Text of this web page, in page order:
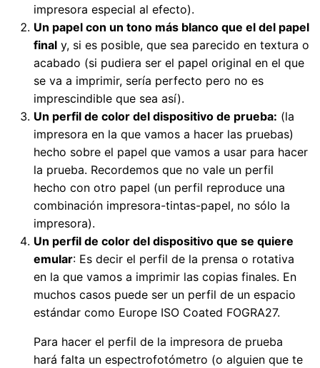
impresora especial al efecto).
Un papel con un tono más blanco que el del papel
final y, si es posible, que sea parecido en textura o
acabado (si pudiera ser el papel original en el que
se va a imprimir, sería perfecto pero no es
imprescindible que sea así).
Un perfil de color del dispositivo de prueba: (la
impresora en la que vamos a hacer las pruebas)
hecho sobre el papel que vamos a usar para hacer
la prueba. Recordemos que no vale un perfil
hecho con otro papel (un perfil reproduce una
combinación impresora-tintas-papel, no sólo la
impresora).
Un perfil de color del dispositivo que se quiere
emular: Es decir el perfil de la prensa o rotativa
en la que vamos a imprimir las copias finales. En
muchos casos puede ser un perfil de un espacio
estándar como Europe ISO Coated FOGRA27.
Para hacer el perfil de la impresora de prueba
hará falta un espectrofotómetro (o alguien que te